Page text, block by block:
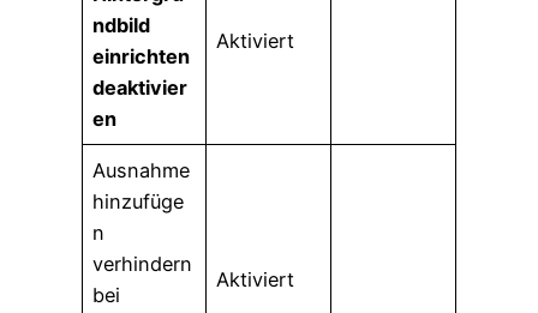
ndbild
einrichten
deaktivier
en
Aktiviert
Ausnahme
hinzufüge
n
verhindern
bei
Aktiviert